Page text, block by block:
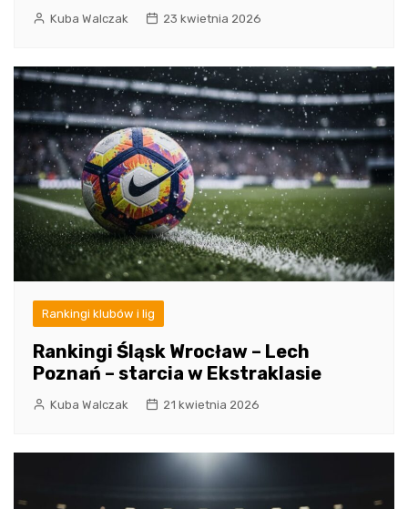
Kuba Walczak 23 kwietnia 2026
Rankingi klubów i lig
Rankingi Śląsk Wrocław – Lech
Poznań – starcia w Ekstraklasie
Kuba Walczak 21 kwietnia 2026